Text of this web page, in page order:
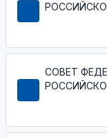
СОВЕТ